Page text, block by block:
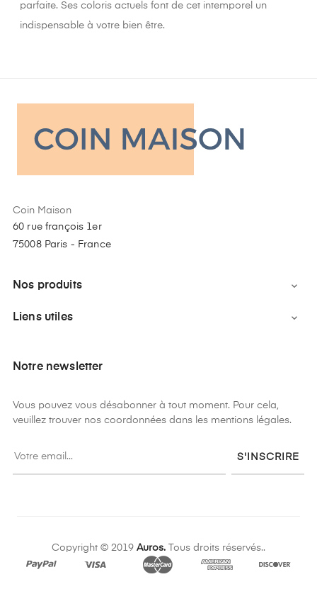
parfaite. Ses coloris actuels font de cet intemporel un
indispensable à votre bien être.
Coin Maison
60 rue françois 1er
75008 Paris - France
Nos produits 
Liens utiles 
Notre newsletter
Vous pouvez vous désabonner à tout moment. Pour cela,
veuillez trouver nos coordonnées dans les mentions légales.
S'INSCRIRE
Copyright © 2019 Auros. Tous droits réservés..